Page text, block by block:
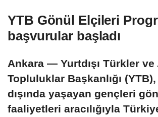
YTB Gönül Elçileri
başvurular başladı
Ankara — Yurtdışı Türkler ve
Topluluklar Başkanlığı
dışında yaşayan gençleri
faaliyetleri aracılığıyla